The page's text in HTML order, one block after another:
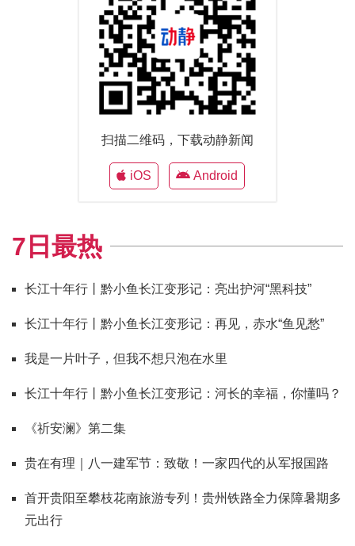
扫描二维码，下载动静新闻
iOS Android
7日最热
长江十年行丨黔小鱼长江变形记：亮出护河“黑科技”
长江十年行丨黔小鱼长江变形记：再见，赤水“鱼见愁”
我是一片叶子，但我不想只泡在水里
长江十年行丨黔小鱼长江变形记：河长的幸福，你懂吗？
《祈安澜》第二集
贵在有理｜八一建军节：致敬！一家四代的从军报国路
首开贵阳至攀枝花南旅游专列！贵州铁路全力保障暑期多
元出行